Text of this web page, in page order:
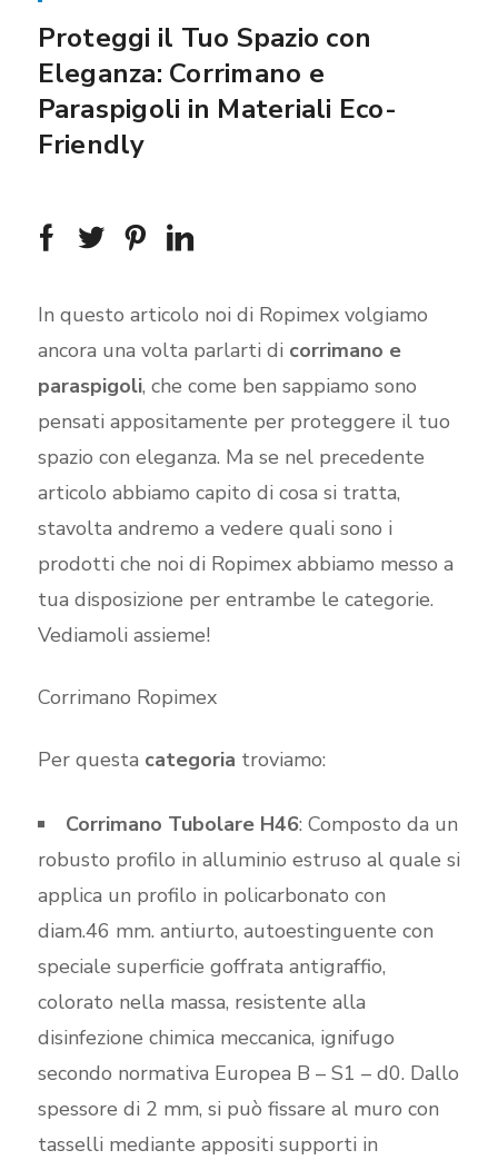
Proteggi il Tuo Spazio con
Eleganza: Corrimano e
Paraspigoli in Materiali Eco-
Friendly
In questo articolo noi di Ropimex volgiamo
ancora una volta parlarti di corrimano e
paraspigoli, che come ben sappiamo sono
pensati appositamente per proteggere il tuo
spazio con eleganza. Ma se nel precedente
articolo abbiamo capito di cosa si tratta,
stavolta andremo a vedere quali sono i
prodotti che noi di Ropimex abbiamo messo a
tua disposizione per entrambe le categorie.
Vediamoli assieme!
Corrimano Ropimex
Per questa categoria troviamo:
Corrimano Tubolare H46: Composto da un
robusto profilo in alluminio estruso al quale si
applica un profilo in policarbonato con
diam.46 mm. antiurto, autoestinguente con
speciale superficie goffrata antigraffio,
colorato nella massa, resistente alla
disinfezione chimica meccanica, ignifugo
secondo normativa Europea B – S1 – d0. Dallo
spessore di 2 mm, si può fissare al muro con
tasselli mediante appositi supporti in